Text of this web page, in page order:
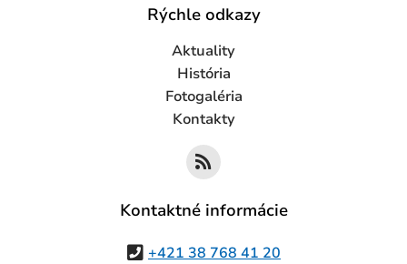
Rýchle odkazy
Aktuality
História
Fotogaléria
Kontakty
Kontaktné informácie
+421 38 768 41 20